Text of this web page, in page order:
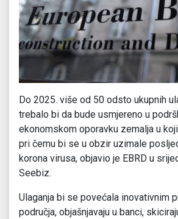
Do 2025. više od 50 odsto ukupnih
trebalo bi da bude usmjereno u
ekonomskom oporavku zemalja u
pri čemu bi se u obzir uzimale
korona virusa, objavio je EBRD u
Seebiz.
Ulaganja bi se povećala inovativnim
područja, objašnjavaju u banci,